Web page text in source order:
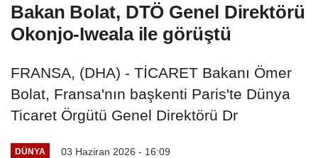
Bakan Bolat, DTÖ Genel Direktörü
Okonjo-Iweala ile görüştü
FRANSA, (DHA) - TİCARET Bakanı Ömer
Bolat, Fransa'nın başkenti Paris'te Dünya
Ticaret Örgütü Genel Direktörü Dr
DÜNYA 03 Haziran 2026 - 16:09